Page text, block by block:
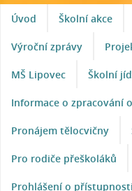
Úvod Školní akce
Výroční zprávy
MŠ Lipovec Školní
Informace o zpracování
Pronájem tělocvičny
Pro rodiče přeškoláků
Prohlášení o